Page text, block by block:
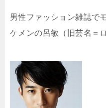
男性ファッション雑誌で
ケメンの呂敏（旧芸名＝